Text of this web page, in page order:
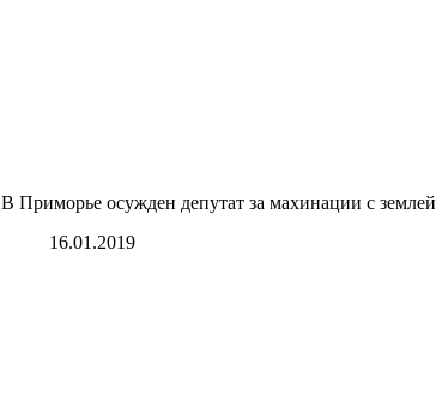
В Приморье осужден депутат за махинации с землей
16.01.2019